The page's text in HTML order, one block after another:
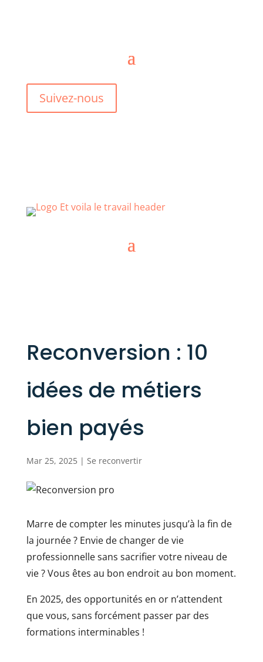
Suivez-nous
Reconversion : 10
idées de métiers
bien payés
Mar 25, 2025| Se reconvertir
Marre de compter les minutes jusqu’à la fin de
la journée ? Envie de changer de vie
professionnelle sans sacrifier votre niveau de
vie ? Vous êtes au bon endroit au bon moment.
En 2025, des opportunités en or n’attendent
que vous, sans forcément passer par des
formations interminables !